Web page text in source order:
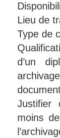
Lieu de
Type de
d’un
Justifier
moins